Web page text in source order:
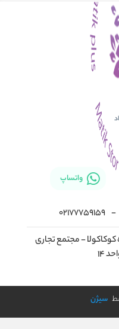
واتساپ
-
02177759159
کوکاکولا - مجتمع تجاری
14
سیژن